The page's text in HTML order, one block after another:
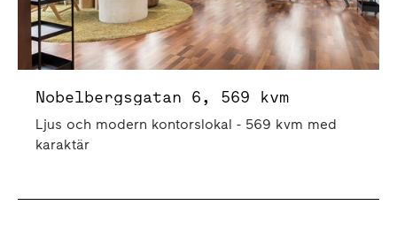
Nobelbergsgatan 6, 569 kvm
Ljus och modern kontorslokal - 569 kvm med
karaktär